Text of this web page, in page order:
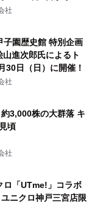
を販売～
社
子園歴史館 特別企画
進次郎氏によるト
30日（日）に開催！
社
3,000株の大群落 キ
頃
社
ロ「UTme!」コラボ
ニクロ神戸三宮店限